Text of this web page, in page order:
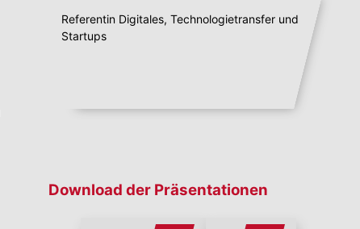
Referentin Digitales, Technologietransfer und
Startups
Download der Präsentationen